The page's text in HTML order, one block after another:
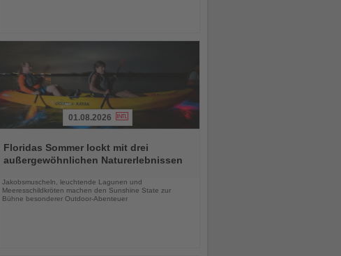
Sie
die
Nachrichten
01.08.2026
Floridas Sommer lockt mit drei
außergewöhnlichen Naturerlebnissen
Jakobsmuscheln, leuchtende Lagunen und
Meeresschildkröten machen den Sunshine State zur
Bühne besonderer Outdoor-Abenteuer